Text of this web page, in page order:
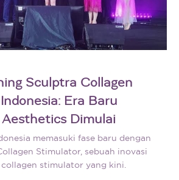
Sculptra Collagen
Era Baru
Dimulai
memasuki fase baru dengan
Stimulator, sebuah inovasi
stimulator yang kini.